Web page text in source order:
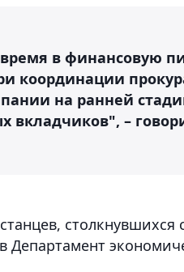
время в финансовую
координации
на ранней
вкладчиков", –
столкнувшихся